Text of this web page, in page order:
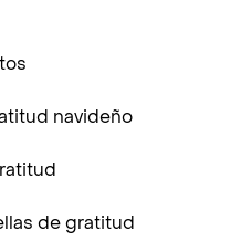
navideño
de gratitud